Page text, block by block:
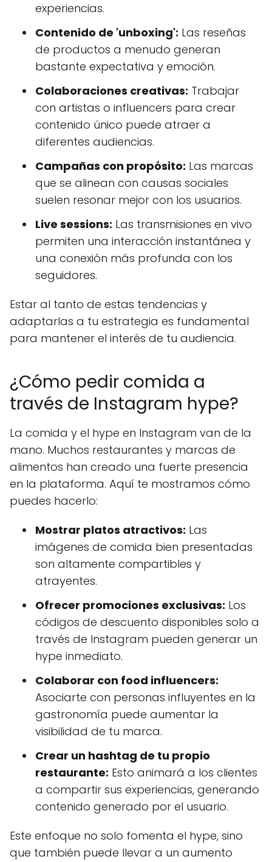
experiencias.
Contenido de 'unboxing': Las reseñas
de productos a menudo generan
bastante expectativa y emoción.
Colaboraciones creativas: Trabajar
con artistas o influencers para crear
contenido único puede atraer a
diferentes audiencias.
Campañas con propósito: Las marcas
que se alinean con causas sociales
suelen resonar mejor con los usuarios.
Live sessions: Las transmisiones en vivo
permiten una interacción instantánea y
una conexión más profunda con los
seguidores.
Estar al tanto de estas tendencias y
adaptarlas a tu estrategia es fundamental
para mantener el interés de tu audiencia.
¿Cómo pedir comida a
través de Instagram hype?
La comida y el hype en Instagram van de la
mano. Muchos restaurantes y marcas de
alimentos han creado una fuerte presencia
en la plataforma. Aquí te mostramos cómo
puedes hacerlo:
Mostrar platos atractivos: Las
imágenes de comida bien presentadas
son altamente compartibles y
atrayentes.
Ofrecer promociones exclusivas: Los
códigos de descuento disponibles solo a
través de Instagram pueden generar un
hype inmediato.
Colaborar con food influencers:
Asociarte con personas influyentes en la
gastronomía puede aumentar la
visibilidad de tu marca.
Crear un hashtag de tu propio
restaurante: Esto animará a los clientes
a compartir sus experiencias, generando
contenido generado por el usuario.
Este enfoque no solo fomenta el hype, sino
que también puede llevar a un aumento